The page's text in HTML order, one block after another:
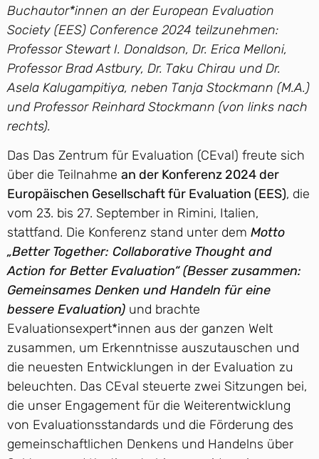
Buchautor*innen an der European Evaluation
Society (EES) Conference 2024 teilzunehmen:
Professor Stewart I. Donaldson, Dr. Erica Melloni,
Professor Brad Astbury, Dr. Taku Chirau und Dr.
Asela Kalugampitiya, neben Tanja Stockmann (M.A.)
und Professor Reinhard Stockmann (von links nach
rechts).
Das Das Zentrum für Evaluation (CEval) freute sich
über die Teilnahme an der Konferenz 2024 der
Europäischen Gesellschaft für Evaluation (EES), die
vom 23. bis 27. September in Rimini, Italien,
stattfand. Die Konferenz stand unter dem Motto
„Better Together: Collaborative Thought and
Action for Better Evaluation“ (Besser zusammen:
Gemeinsames Denken und Handeln für eine
bessere Evaluation) und brachte
Evaluationsexpert*innen aus der ganzen Welt
zusammen, um Erkenntnisse auszutauschen und
die neuesten Entwicklungen in der Evaluation zu
beleuchten. Das CEval steuerte zwei Sitzungen bei,
die unser Engagement für die Weiterentwicklung
von Evaluationsstandards und die Förderung des
gemeinschaftlichen Denkens und Handelns über